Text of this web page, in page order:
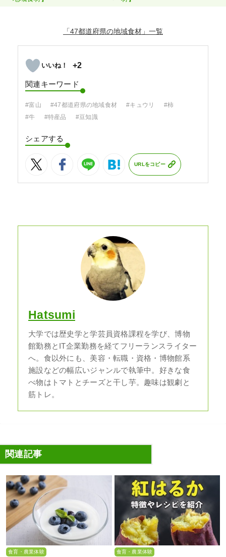
「47都道府県の地域食材」
+2
関連キーワード
#富山 #47都道府県の地域食材 #キュウリ
#柿
#牛
#特産品 #豆知識
シェアする
URLをコピー
Hatsumi
大学では歴史学と学芸員資格課程を学び、博物
館勤務とIT企業勤務を経てフリーランスライター
へ。食以外にも、美容・転職・資格・博物館系
施設などの幅広いジャンルで執筆中。好きな食
べ物はトマトとチーズと干し芋。趣味は観劇と
筋トレ。
関連記事
食育・農業体験 食育・農業体験